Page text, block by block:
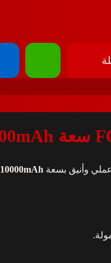
عملي وأنيق بسعة 10000mAh